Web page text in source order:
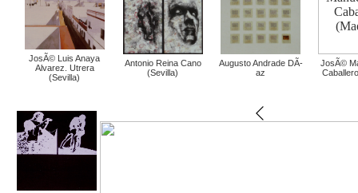
JosÃ© Luis Anaya
Alvarez. Utrera
(Sevilla)
Antonio Reina Cano
(Sevilla)
Augusto Andrade DÃ­
az
JosÃ©